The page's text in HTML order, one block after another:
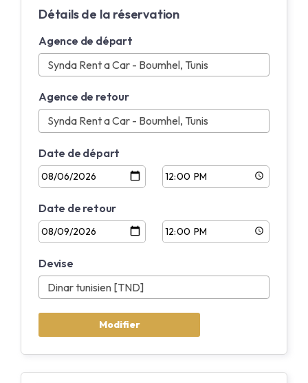
Arabe
Anglais
Détails de la réservation
Agence de départ
Agence de retour
Date de départ
Date de retour
Devise